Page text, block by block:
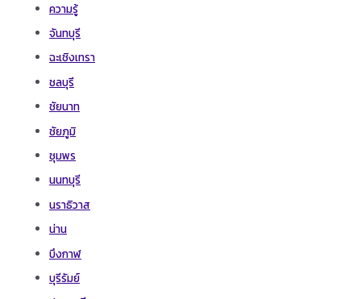
ความรู้
จันทบุรี
ฉะเชิงเทรา
ชลบุรี
ชัยนาท
ชัยภูมิ
ชุมพร
นนทบุรี
นราธิวาส
น่าน
บึงกาฬ
บุรีรัมย์